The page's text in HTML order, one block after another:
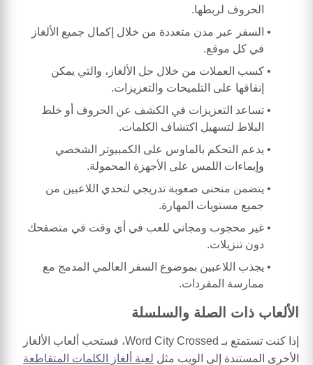
الحروف لربطها.
السفر عبر مدن متعددة من خلال إكمال جميع الألغاز
في كل موقع.
كسب العملات من خلال حل الألغاز، والتي يمكن
إنفاقها على التلميحات والتعزيزات.
تساعد التعزيزات في الكشف عن الحروف أو خلط
البلاط لتسهيل اكتشاف الكلمات.
يدعم التحكم بالماوس على الكمبيوتر الشخصي
وإيماءات اللمس على الأجهزة المحمولة.
يتضمن منحنى صعوبة تدريجي لتحدي اللاعبين من
جميع مستويات المهارة.
غير محجوب ومجاني للعب في أي وقت في متصفحك
دون تنزيلات.
يجذب اللاعبين بموضوع السفر العالمي المدمج مع
ممارسة المفردات.
الألعاب ذات الصلة والسلسلة
إذا كنت تستمتع بـ Word City Crossed، فستحب ألعاب الألغاز
الأخرى المستندة إلى الويب مثل لعبة ألغاز الكلمات المتقاطعة